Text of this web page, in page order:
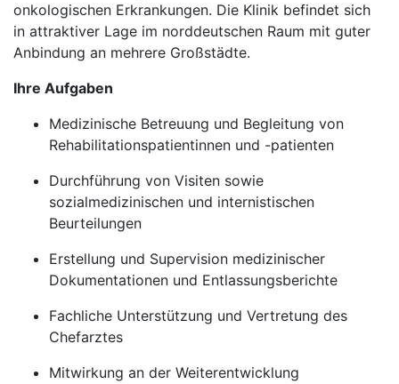
onkologischen Erkrankungen. Die Klinik befindet sich
in attraktiver Lage im norddeutschen Raum mit guter
Anbindung an mehrere Großstädte.
Ihre Aufgaben
Medizinische Betreuung und Begleitung von
Rehabilitationspatientinnen und -patienten
Durchführung von Visiten sowie
sozialmedizinischen und internistischen
Beurteilungen
Erstellung und Supervision medizinischer
Dokumentationen und Entlassungsberichte
Fachliche Unterstützung und Vertretung des
Chefarztes
Mitwirkung an der Weiterentwicklung